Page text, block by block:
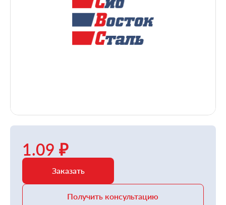
1.09 ₽
Заказать
Получить консультацию